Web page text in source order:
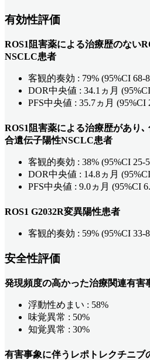
有効性評価
ROS1阻害薬による治療歴のない
NSCLC患者
客観的奏効 : 79% (95%CI 68-
DOR中央値 : 34.1ヵ月
PFS中央値 : 35.7ヵ月 (95%CI
ROS1阻害薬による治療歴があり､
合遺伝子陽性NSCLC患者
客観的奏効 : 38% (95%CI 25-
DOR中央値 : 14.8ヵ月
PFS中央値 : 9.0ヵ月 (95%CI
ROS1 G2032R変異陽性患者
客観的奏効 : 59% (95%CI 33-
安全性評価
発現頻度の高かった治療関連有害
浮動性めまい : 58%
味覚異常 : 50%
知覚異常 : 30%
有害事象に伴うレポトレクチニブ